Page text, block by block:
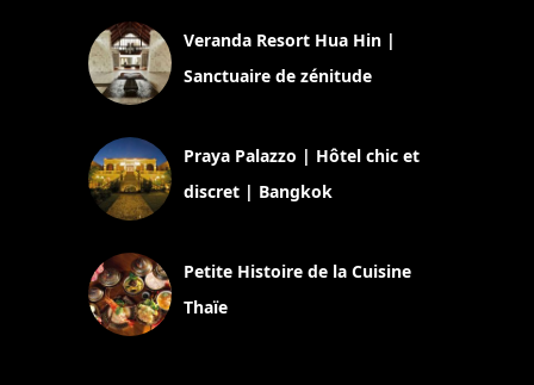
Veranda Resort Hua Hin |
Sanctuaire de zénitude
Praya Palazzo | Hôtel chic et
discret | Bangkok
Petite Histoire de la Cuisine
Thaïe